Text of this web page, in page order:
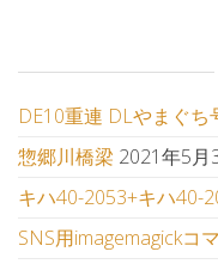
DE10重連 DLやまぐち
惣郷川橋梁 2021年5月
キハ40-2053+キハ40-
SNS用imagemagickコ